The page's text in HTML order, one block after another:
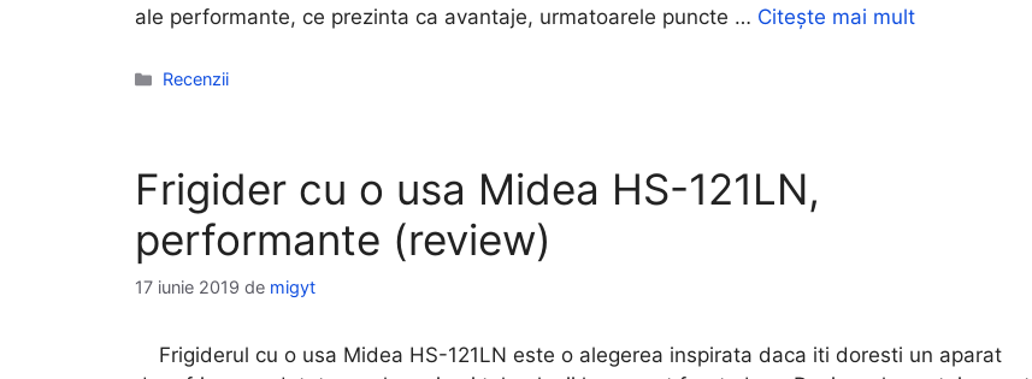
ale performante, ce prezinta ca avantaje, urmatoarele puncte … Citește mai mult
Categorii
Recenzii
Frigider cu o usa Midea HS-121LN,
performante (review)
17 iunie 2019 de migyt
Frigiderul cu o usa Midea HS-121LN este o alegerea inspirata daca iti doresti un aparat